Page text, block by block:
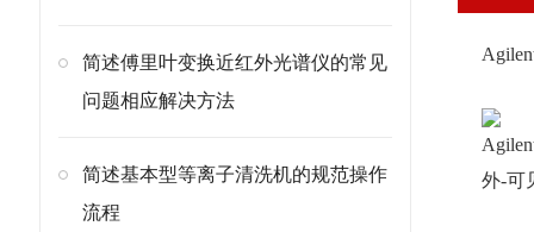
简述傅里叶变换近红外光谱仪的常见
问题相应解决方法
简述基本型等离子清洗机的规范操作
流程
外-可